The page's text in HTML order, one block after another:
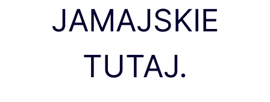
JAMAJSKIE
TUTAJ.